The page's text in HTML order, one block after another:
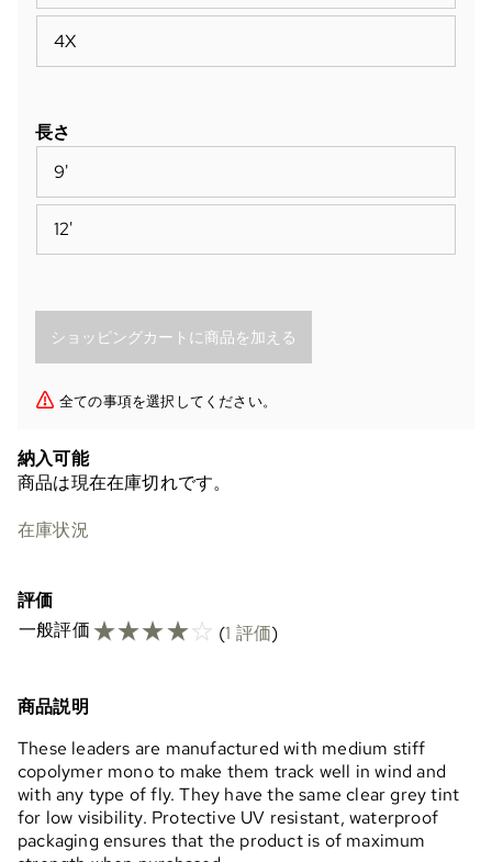
4X
長さ
9'
12'
全ての事項を選択してください。
納入可能
商品は現在在庫切れです。
在庫状況
評価
一般評価☆☆☆☆☆ (1 評価)
商品説明
These leaders are manufactured with medium stiff
copolymer mono to make them track well in wind and
with any type of fly. They have the same clear grey tint
for low visibility. Protective UV resistant, waterproof
packaging ensures that the product is of maximum